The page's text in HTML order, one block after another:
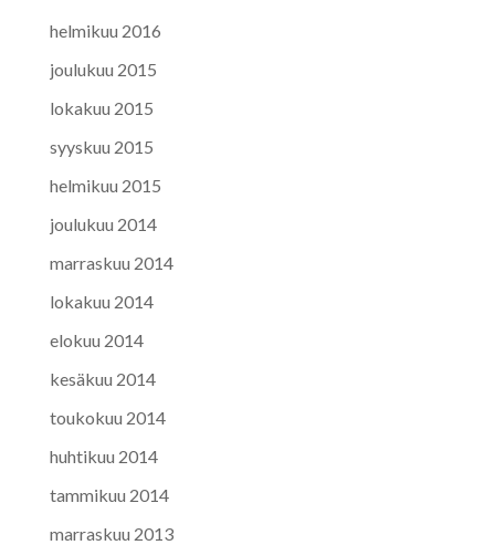
helmikuu 2016
joulukuu 2015
lokakuu 2015
syyskuu 2015
helmikuu 2015
joulukuu 2014
marraskuu 2014
lokakuu 2014
elokuu 2014
kesäkuu 2014
toukokuu 2014
huhtikuu 2014
tammikuu 2014
marraskuu 2013